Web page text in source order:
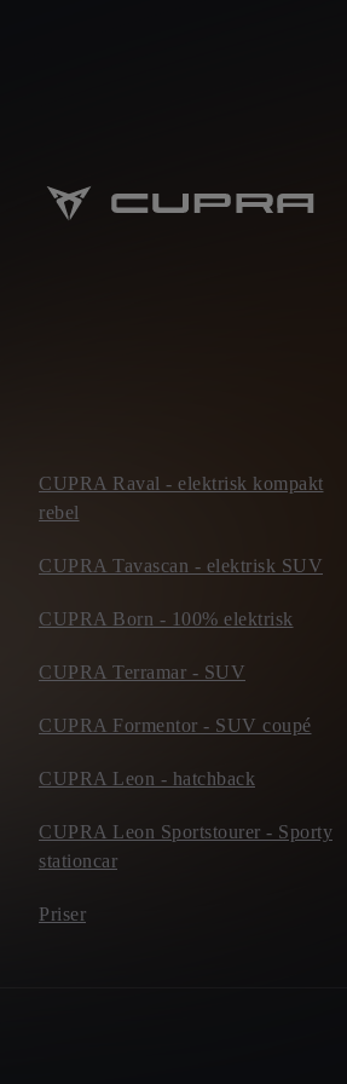
CUPRA Raval - elektrisk kompakt
rebel
CUPRA Tavascan - elektrisk SUV
CUPRA Born - 100% elektrisk
CUPRA Terramar - SUV
CUPRA Formentor - SUV coupé
CUPRA Leon - hatchback
CUPRA Leon Sportstourer - Sporty
stationcar
Priser